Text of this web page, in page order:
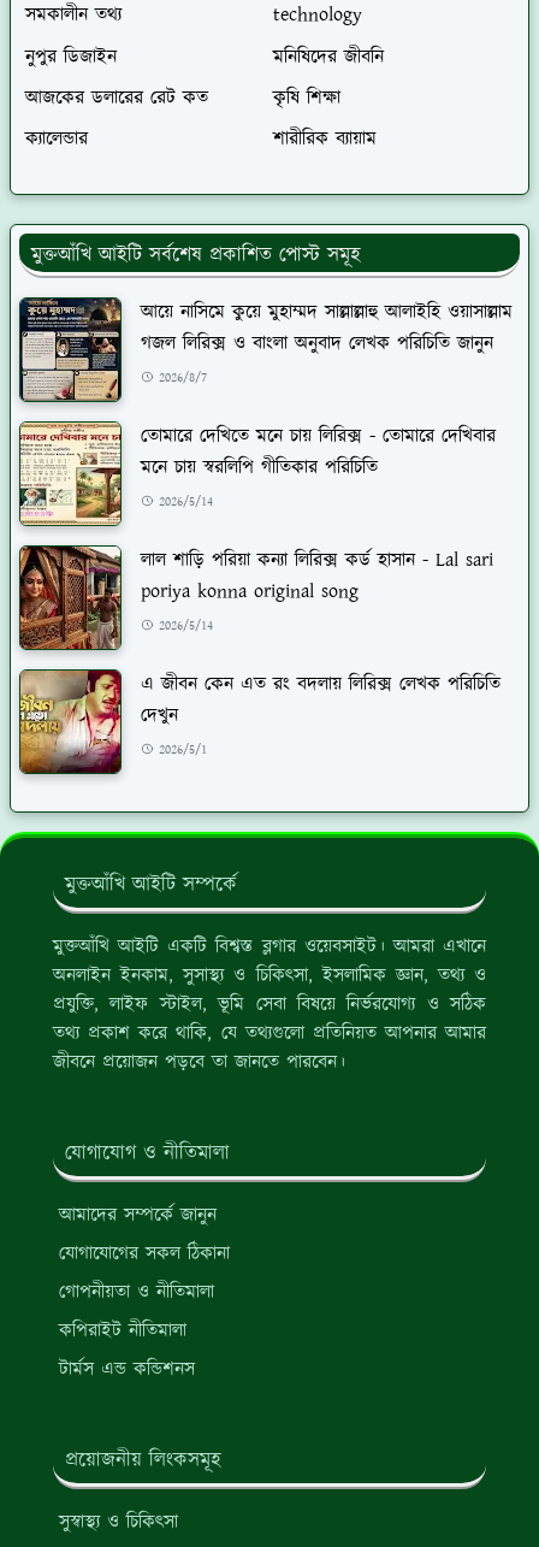
সমকালীন তথ্য
technology
নুপুর ডিজাইন
মনিষিদের জীবনি
আজকের ডলারের রেট কত
কৃষি শিক্ষা
ক্যালেন্ডার
শারীরিক ব্যায়াম
মুক্তআঁখি আইটি সর্বশেষ প্রকাশিত পোস্ট সমূহ
আয়ে নাসিমে কুয়ে মুহাম্মদ সাল্লাল্লাহু আলাইহি ওয়াসাল্লাম
গজল লিরিক্স ও বাংলা অনুবাদ লেখক পরিচিতি জানুন
2026/8/7
তোমারে দেখিতে মনে চায় লিরিক্স - তোমারে দেখিবার
মনে চায় স্বরলিপি গীতিকার পরিচিতি
2026/5/14
লাল শাড়ি পরিয়া কন্যা লিরিক্স কর্ড হাসান - Lal sari
poriya konna original song
2026/5/14
এ জীবন কেন এত রং বদলায় লিরিক্স লেখক পরিচিতি
দেখুন
2026/5/1
মুক্তআঁখি আইটি সম্পর্কে
মুক্তআঁখি আইটি একটি বিশ্বস্ত ব্লগার ওয়েবসাইট। আমরা এখানে
অনলাইন ইনকাম, সুসাস্থ্য ও চিকিৎসা, ইসলামিক জ্ঞান, তথ্য ও
প্রযুক্তি, লাইফ স্টাইল, ভূমি সেবা বিষয়ে নির্ভরযোগ্য ও সঠিক
তথ্য প্রকাশ করে থাকি, যে তথ্যগুলো প্রতিনিয়ত আপনার আমার
জীবনে প্রয়োজন পড়বে তা জানতে পারবেন।
যোগাযোগ ও নীতিমালা
আমাদের সম্পর্কে জানুন
যোগাযোগের সকল ঠিকানা
গোপনীয়তা ও নীতিমালা
কপিরাইট নীতিমালা
টার্মস এন্ড কন্ডিশনস
প্রয়োজনীয় লিংকসমূহ
সুস্বাস্থ্য ও চিকিৎসা